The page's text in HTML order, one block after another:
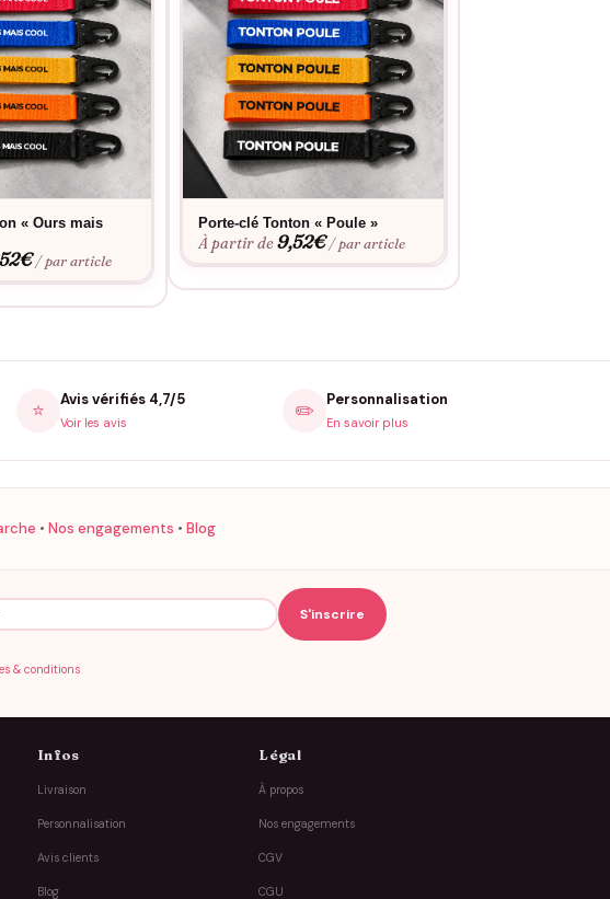
« Ours mais
€ / par article
Porte-clé Tonton « Poule »
À partir de9,52€ / par article
⭐ Avis vérifiés 4,7/5
Voir les avis ✏️ Personnalisation
En savoir plus
• Nos engagements • Blog
& conditions
Infos
Livraison
Personnalisation
Avis clients
Blog
Légal
À propos
Nos engagements
CGV
CGU